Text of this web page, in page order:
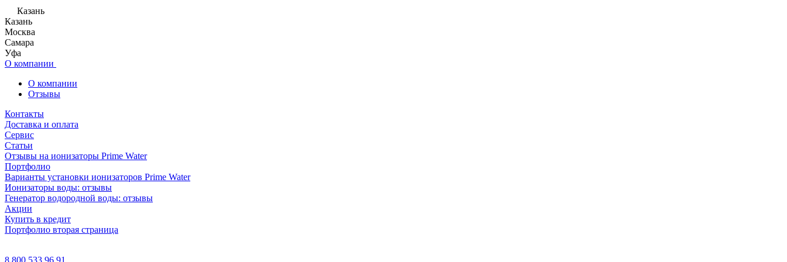
Казань
Казань
Москва
Самара
Уфа
О компании
О компании
Отзывы
Контакты
Доставка и оплата
Сервис
Статьи
Отзывы на ионизаторы Prime Water
Портфолио
Варианты установки ионизаторов Prime Water
Ионизаторы воды: отзывы
Генератор водородной воды: отзывы
Акции
Купить в кредит
Портфолио вторая страница
8 800 533 96 91